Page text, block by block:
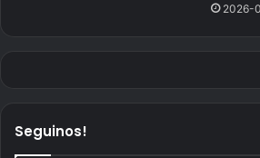
2026-
Seguinos!